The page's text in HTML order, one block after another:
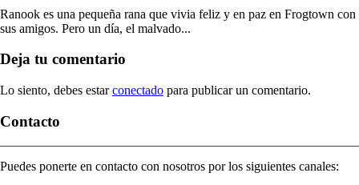
Ranook es una pequeña rana que vivia feliz y en paz en Frogtown con
sus amigos. Pero un día, el malvado...
Deja tu comentario
Lo siento, debes estarconectado para publicar un comentario.
Contacto
Puedes ponerte en contacto con nosotros por los siguientes canales: